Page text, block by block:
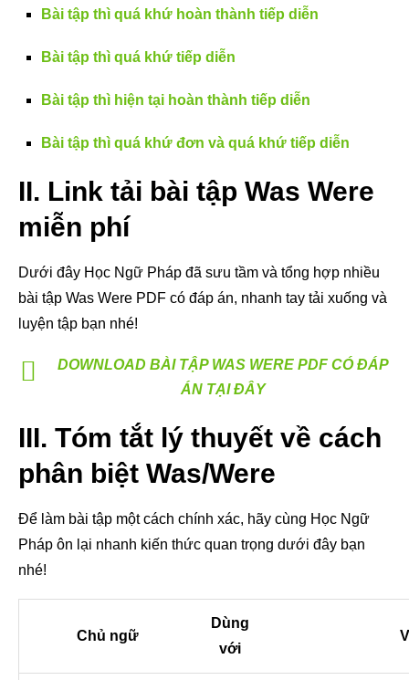
Bài tập thì quá khứ hoàn thành tiếp diễn
Bài tập thì quá khứ tiếp diễn
Bài tập thì hiện tại hoàn thành tiếp diễn
Bài tập thì quá khứ đơn và quá khứ tiếp diễn
II. Link tải bài tập Was Were
miễn phí
Dưới đây Học Ngữ Pháp đã sưu tầm và tổng hợp nhiều
bài tập Was Were PDF có đáp án, nhanh tay tải xuống và
luyện tập bạn nhé!
DOWNLOAD BÀI TẬP WAS WERE PDF CÓ ĐÁP
ÁN TẠI ĐÂY
III. Tóm tắt lý thuyết về cách
phân biệt Was/Were
Để làm bài tập một cách chính xác, hãy cùng Học Ngữ
Pháp ôn lại nhanh kiến thức quan trọng dưới đây bạn
nhé!
Chủ ngữ
Dùng
với